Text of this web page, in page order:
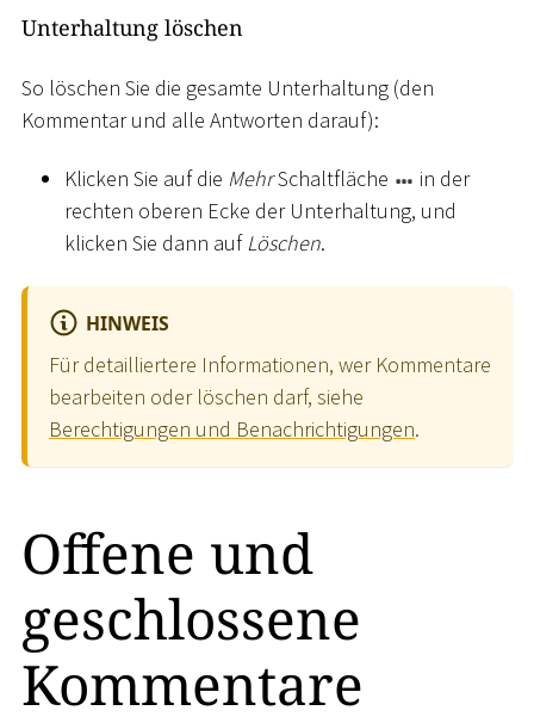
Unterhaltung löschen
So löschen Sie die gesamte Unterhaltung (den
Kommentar und alle Antworten darauf):
Klicken Sie auf die MehrSchaltfläche
in der
rechten oberen Ecke der Unterhaltung, und
klicken Sie dann aufLöschen.
HINWEIS
Für detailliertere Informationen, wer Kommentare
bearbeiten oder löschen darf, siehe
Berechtigungen und Benachrichtigungen.
Offene und
geschlossene
Kommentare